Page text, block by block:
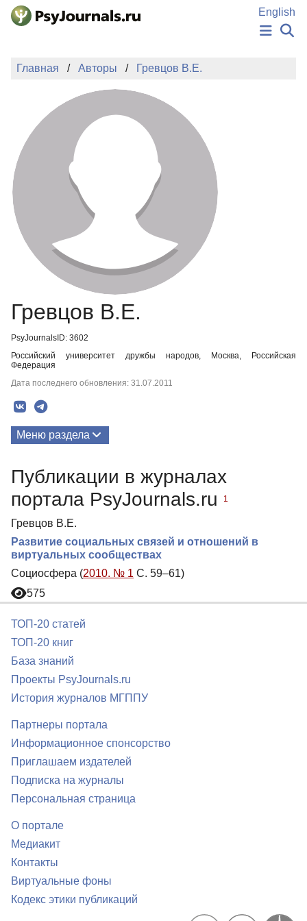
Перейти к основному содержанию
English
НОВОСТИ
АВТОРЫ
ПОДАТЬ РУКОПИСЬ
БАЗА ЗНАНИЙ
КЛЮЧЕВЫЕ СЛОВА
Регистрация
Главная Авторы Гревцов В.Е.
Гревцов В.Е.
PsyJournalsID: 3602
Российский университет дружбы народов, Москва, Российская
Федерация
Дата последнего обновления: 31.07.2011
Меню раздела
Публикации в журналах
портала PsyJournals.ru
1
Гревцов В.Е.
Развитиe социальных связей и отношений в
виртуальных сообществах
Социосфера (2010. № 1 С. 59–61)
575
ТОП-20 статей
ТОП-20 книг
База знаний
Проекты PsyJournals.ru
История журналов МГППУ
Партнеры портала
Информационное спонсорство
Приглашаем издателей
Подписка на журналы
Персональная страница
О портале
Медиакит
Контакты
Виртуальные фоны
Кодекс этики публикаций